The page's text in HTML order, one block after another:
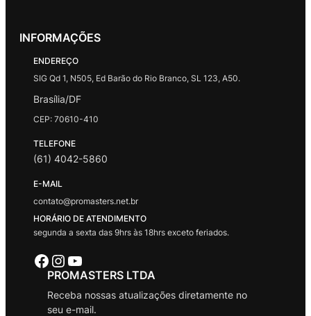
INFORMAÇÕES
ENDEREÇO
SIG Qd 1, N505, Ed Barão do Rio Branco, SL 123, A50.
Brasília/DF
CEP: 70610-410
TELEFONE
(61) 4042-5860
E-MAIL
contato@promasters.net.br
HORÁRIO DE ATENDIMENTO
segunda a sexta das 9hrs às 18hrs exceto feriados.
Facebook Instagram Youtube
PROMASTERS LTDA
Receba nossas atualizações diretamente no
seu e-mail.